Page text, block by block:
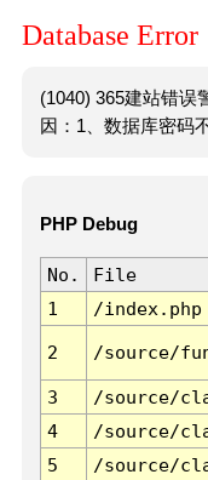
Database Error
(1040) 365建站错误
因：1、数据库密码
PHP Debug
No. File
1
/index.php
2 /source/
3 /source/
4
/source/
5
/source/